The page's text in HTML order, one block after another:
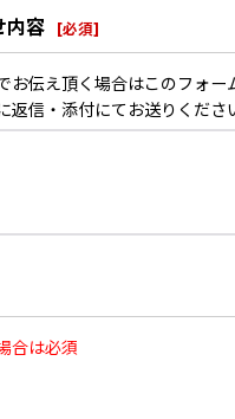
内容 [必須]
お伝え頂く場合はこのフォー
返信・添付にてお送りくださ
合は必須